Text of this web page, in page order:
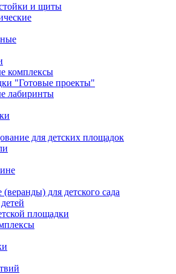
и щиты
комплексы
"Готовые проекты"
лабиринты
для детских площадок
для детского сада
площадки